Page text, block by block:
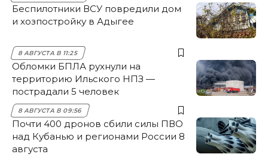
Беспилотники ВСУ повредили дом
и хозпостройку в Адыгее
8 АВГУСТА В 11:25
Обломки БПЛА рухнули на
территорию Ильского НПЗ —
пострадали 5 человек
8 АВГУСТА В 09:56
Почти 400 дронов сбили силы ПВО
над Кубанью и регионами России 8
августа